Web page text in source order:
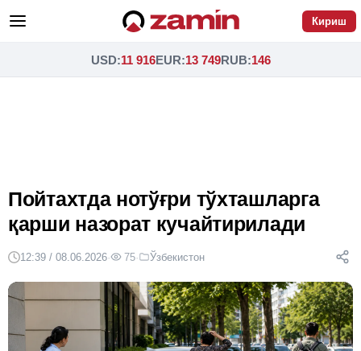
Кириш
USD:11 916EUR:13 749RUB:146
Пойтахтда нотўғри тўхташларга
қарши назорат кучайтирилади
12:39 / 08.06.2026· 75· Ўзбекистон